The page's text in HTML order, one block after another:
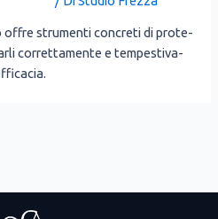
offre stru­men­ti con­cre­ti di pro­te­
cor­ret­ta­men­te e tem­pe­sti­va­